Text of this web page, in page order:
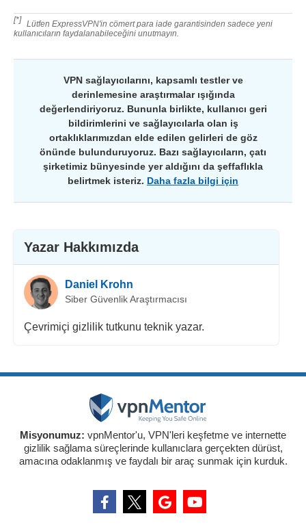
[*] Lütfen ExpressVPN'in cömert para iade garantisinden sadece yeni
kullanıcıların faydalanabileceğini unutmayın.
VPN sağlayıcılarını, kapsamlı testler ve
derinlemesine araştırmalar ışığında
değerlendiriyoruz. Bununla birlikte, kullanıcı geri
bildirimlerini ve sağlayıcılarla olan iş
ortaklıklarımızdan elde edilen gelirleri de göz
önünde bulunduruyoruz. Bazı sağlayıcıların, çatı
şirketimiz bünyesinde yer aldığını da şeffaflıkla
belirtmek isteriz. Daha fazla bilgi için
Yazar Hakkımızda
Daniel Krohn
Siber Güvenlik Araştırmacısı
Çevrimiçi gizlilik tutkunu teknik yazar.
Misyonumuz: vpnMentor'u, VPN'leri keşfetme ve internette
gizlilik sağlama süreçlerinde kullanıclara gerçekten dürüst,
amacına odaklanmış ve faydalı bir araç sunmak için kurduk.